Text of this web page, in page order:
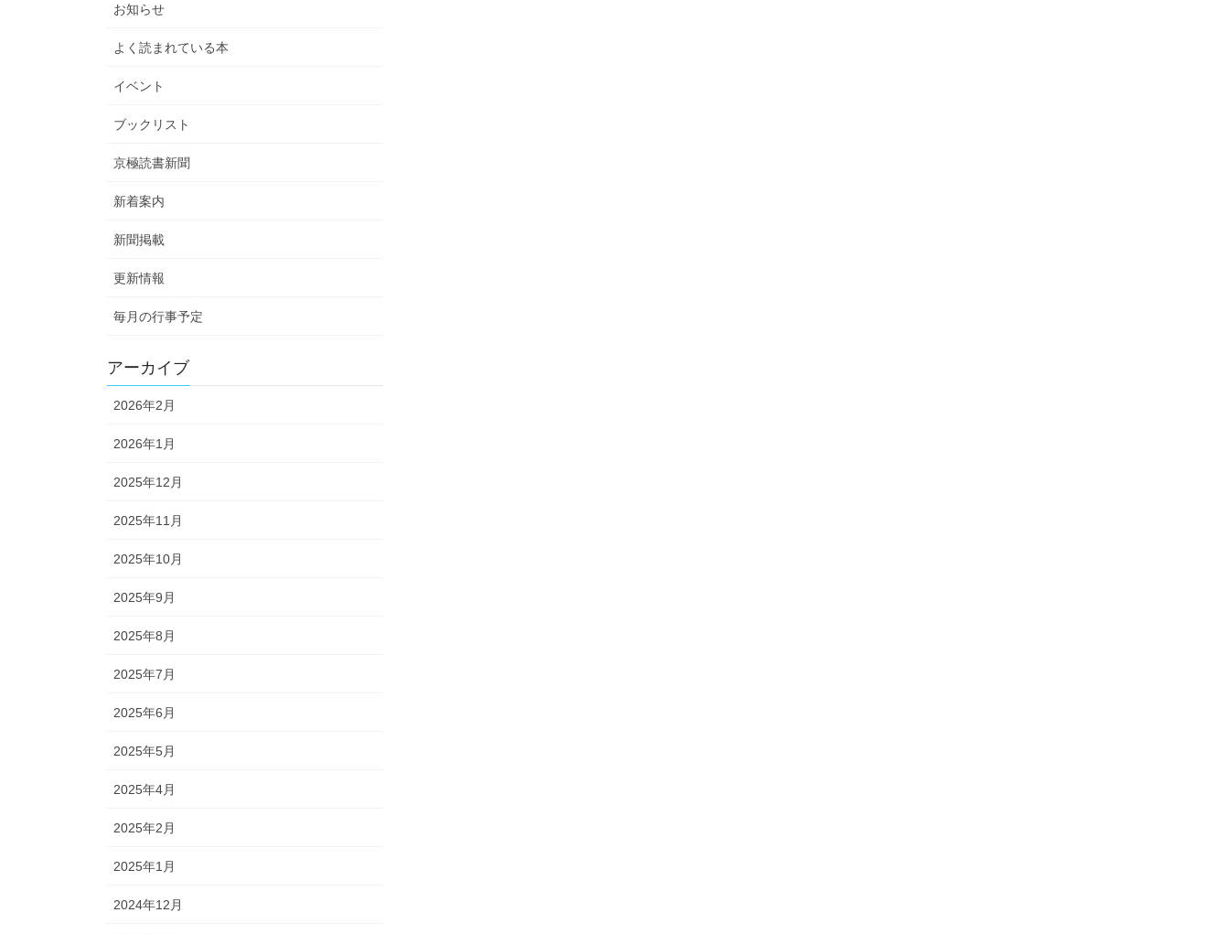
お知らせ
よく読まれている本
イベント
ブックリスト
京極読書新聞
新着案内
新聞掲載
更新情報
毎月の行事予定
アーカイブ
2026年2月
2026年1月
2025年12月
2025年11月
2025年10月
2025年9月
2025年8月
2025年7月
2025年6月
2025年5月
2025年4月
2025年2月
2025年1月
2024年12月